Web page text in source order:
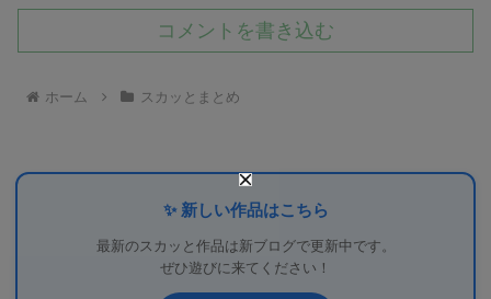
コメントを書き込む
ホーム スカッとまとめ
✨ 新しい作品はこちら
最新のスカッと作品は新ブログで更新中です。
ぜひ遊びに来てください！